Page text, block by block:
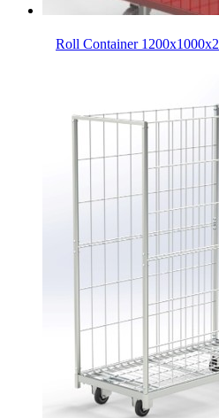
Roll Container